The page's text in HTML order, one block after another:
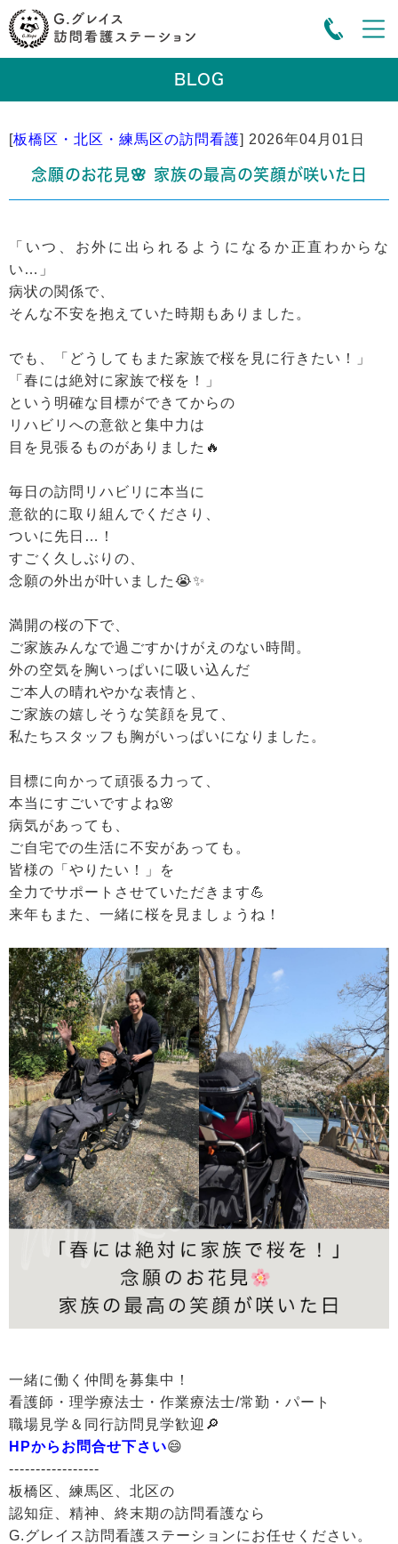
BLOG
[板橋区・北区・練馬区の訪問看護] 2026年04月01日
念願のお花見🌸 家族の最高の笑顔が咲いた日
「いつ、お外に出られるようになるか正直わからな
い…」
病状の関係で、
そんな不安を抱えていた時期もありました。
でも、「どうしてもまた家族で桜を見に行きたい！」
「春には絶対に家族で桜を！」
という明確な目標ができてからの
リハビリへの意欲と集中力は
目を見張るものがありました🔥
毎日の訪問リハビリに本当に
意欲的に取り組んでくださり、
ついに先日…！
すごく久しぶりの、
念願の外出が叶いました😭✨
満開の桜の下で、
ご家族みんなで過ごすかけがえのない時間。
外の空気を胸いっぱいに吸い込んだ
ご本人の晴れやかな表情と、
ご家族の嬉しそうな笑顔を見て、
私たちスタッフも胸がいっぱいになりました。
目標に向かって頑張る力って、
本当にすごいですよね🌸
病気があっても、
ご自宅での生活に不安があっても。
皆様の「やりたい！」を
全力でサポートさせていただきます💪
来年もまた、一緒に桜を見ましょうね！
一緒に働く仲間を募集中！
看護師・理学療法士・作業療法士/常勤・パート
職場見学＆同行訪問見学歓迎🔎
HPからお問合せ下さい😄
-----------------
板橋区、練馬区、北区の
認知症、精神、終末期の訪問看護なら
G.グレイス訪問看護ステーションにお任せください。